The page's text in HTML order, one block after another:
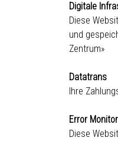
Digitale
Diese
und
Zentrum»
Datatrans
Ihre
Error
Diese